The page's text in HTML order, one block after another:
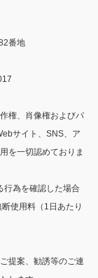
番地
権、肖像権およびパ
サイト、SNS、ア
を一切認めておりま
行為を確認した場合
使用料（1日あたり
提案、勧誘等のご連